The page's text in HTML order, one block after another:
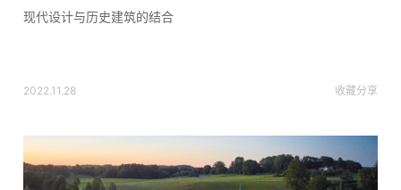
现代设计与历史建筑的结合
2022.11.28 收藏分享